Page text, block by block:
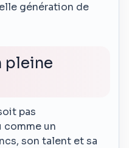
génération de
pleine
pas
un
son talent et sa